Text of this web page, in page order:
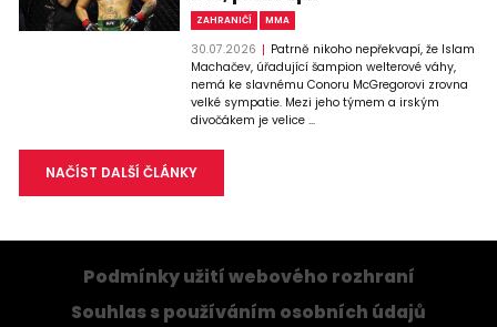
ZAHRANIČÍ MMA
30.07.2026
Patrně nikoho nepřekvapí, že Islam
Machačev, úřadující šampion welterové váhy,
nemá ke slavnému Conoru McGregorovi zrovna
velké sympatie. Mezi jeho týmem a irským
divočákem je velice ...
NAČÍST DALŠÍ ČLÁNKY
Podmínky užití webového rozhraní
Souhlas s používáním osobních údajů